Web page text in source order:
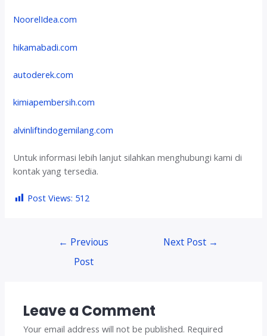
NoorelIdea.com
hikamabadi.com
autoderek.com
kimiapembersih.com
alvinliftindogemilang.com
Untuk informasi lebih lanjut silahkan menghubungi kami di
kontak yang tersedia.
Post Views: 512
← Previous
Post
Next Post →
Leave a Comment
Your email address will not be published. Required